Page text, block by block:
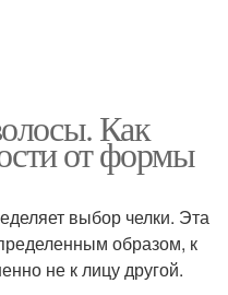
Как
от формы
выбор челки. Эта
образом, к
не к лицу другой.